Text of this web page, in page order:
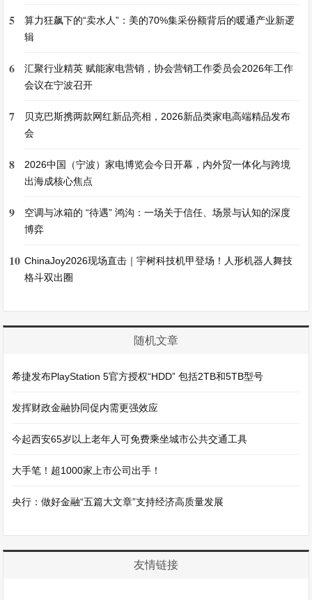
5
算力狂飙下的“卖水人”：美的70%集采份额背后的暖通产业新逻
辑
6
汇聚行业精英 赋能家电营销，协会营销工作委员会2026年工作
会议在宁波召开
7
贝克巴斯携两款网红新品亮相，2026新品类家电高端精品发布
会
8
2026中国（宁波）家电博览会今日开幕，内外贸一体化与跨境
出海成核心焦点
9
空调与冰箱的 “待遇” 鸿沟：一场关于信任、场景与认知的深度
博弈
10 ChinaJoy2026现场直击｜宇树科技机甲登场！人形机器人舞技
格斗双出圈
随机文章
希捷发布PlayStation 5官方授权“HDD” 包括2TB和5TB型号
发挥财政金融协同促内需更强效应
今起西安65岁以上老年人可免费乘坐城市公共交通工具
大手笔！超1000家上市公司出手！
央行：做好金融“五篇大文章”支持经济高质量发展
友情链接